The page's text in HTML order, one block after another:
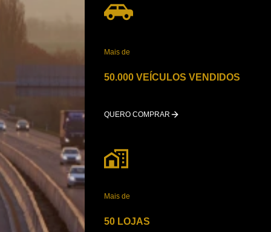
Mais de
50.000 VEÍCULOS VENDIDOS
QUERO COMPRAR
Mais de
50 LOJAS